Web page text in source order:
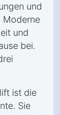
und
Moderne
und
bei.
ist die
Sie